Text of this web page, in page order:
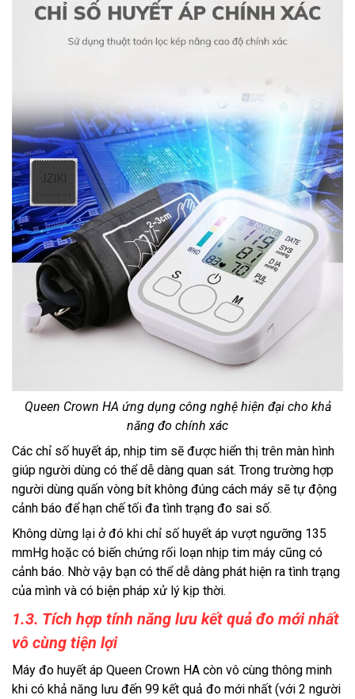
Queen Crown HA ứng dụng công nghệ hiện đại cho khả
năng đo chính xác
Các chỉ số huyết áp, nhịp tim sẽ được hiển thị trên màn hình
giúp người dùng có thể dễ dàng quan sát. Trong trường hợp
người dùng quấn vòng bít không đúng cách máy sẽ tự động
cảnh báo để hạn chế tối đa tình trạng đo sai số.
Không dừng lại ở đó khi chỉ số huyết áp vượt ngưỡng 135
mmHg hoặc có biến chứng rối loạn nhịp tim máy cũng có
cảnh báo. Nhờ vậy bạn có thể dễ dàng phát hiện ra tình trạng
của mình và có biện pháp xử lý kịp thời.
1.3. Tích hợp tính năng lưu kết quả đo mới nhất
vô cùng tiện lợi
Máy đo huyết áp Queen Crown HA còn vô cùng thông minh
khi có khả năng lưu đến 99 kết quả đo mới nhất (với 2 người